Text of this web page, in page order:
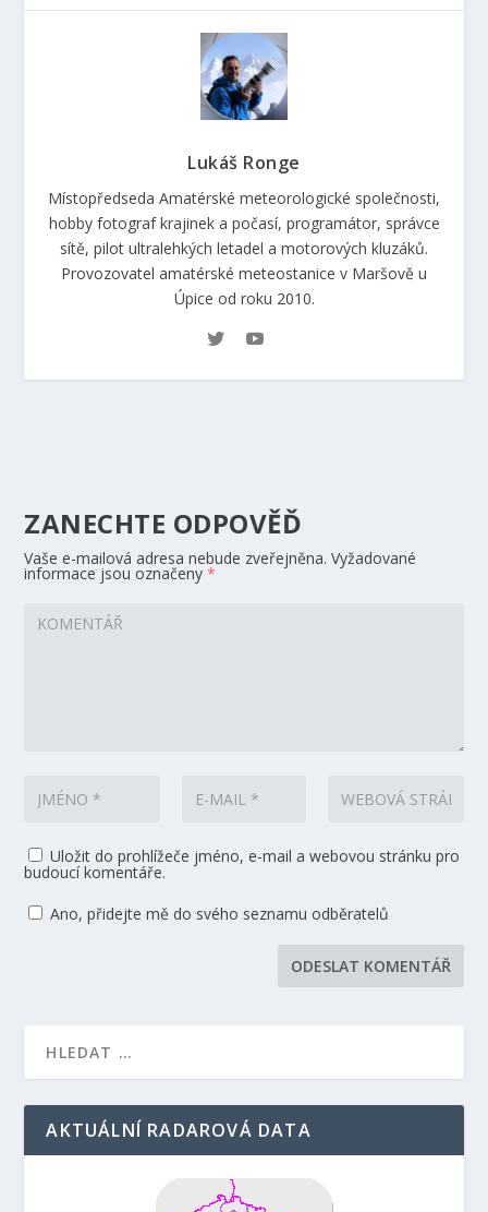
Lukáš Ronge
Místopředseda Amatérské meteorologické společnosti,
hobby fotograf krajinek a počasí, programátor, správce
sítě, pilot ultralehkých letadel a motorových kluzáků.
Provozovatel amatérské meteostanice v Maršově u
Úpice od roku 2010.
ZANECHTE ODPOVĚĎ
Vaše e-mailová adresa nebude zveřejněna. Vyžadované
informace jsou označeny*
Uložit do prohlížeče jméno, e-mail a webovou stránku pro
budoucí komentáře.
Ano, přidejte mě do svého seznamu odběratelů
AKTUÁLNÍ RADAROVÁ DATA